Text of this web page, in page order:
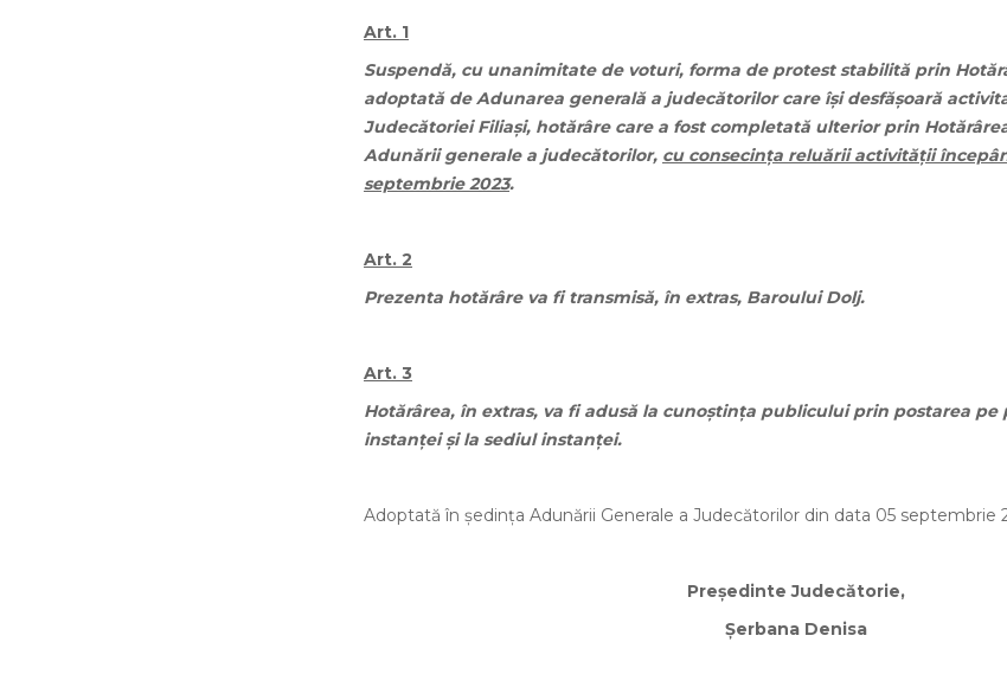
Art. 1
Suspendă, cu unanimitate de voturi, forma de protest stabilită prin
adoptată de Adunarea generală a judecătorilor care îşi desfăşoară
Judecătoriei Filiaşi, hotărâre care a fost completată ulterior prin
Adunării generale a judecătorilor, cu consecinţa reluării activităţii
septembrie 2023.
Art. 2
Prezenta hotărâre va fi transmisă, în extras, Baroului Dolj.
Art. 3
Hotărârea, în extras, va fi adusă la cunoştinţa publicului prin postarea
instanţei şi la sediul instanţei.
Adoptată în şedinţa Adunării Generale a Judecătorilor din data 05 septembrie
Preşedinte Judecătorie,
Şerbana Denisa